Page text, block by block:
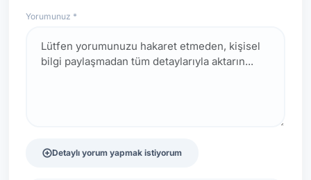
Yorumunuz *
Detaylı yorum yapmak istiyorum